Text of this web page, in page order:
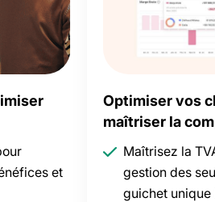
et
Optimiser vos
maîtriser la
Maîtrisez la
gestion des
guichet unique